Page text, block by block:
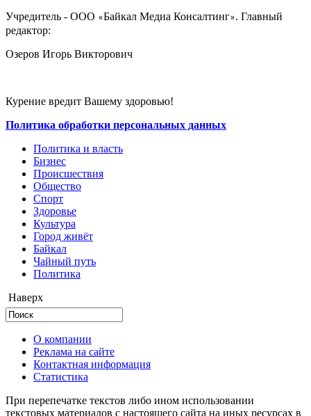
Учредитель - ООО «Байкал Медиа Консалтинг». Главный
редактор:
Озеров Игорь Викторович
Курение вредит Вашему здоровью!
Политика обработки персональных данных
Политика и власть
Бизнес
Происшествия
Общество
Cпорт
Здоровье
Культура
Город живёт
Байкал
Чайный путь
Политика
Наверх
О компании
Реклама на сайте
Контактная информация
Статистика
При перепечатке текстов либо ином использовании
текстовых материалов с настоящего сайта на иных ресурсах в